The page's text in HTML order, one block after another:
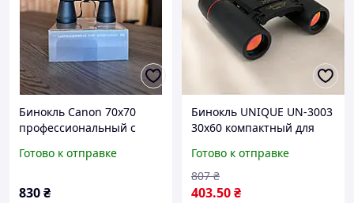
Бинокль Canon 70x70
профессиональный с
увеличения для охоты,
Готово к отправке
830₴
Бинокль UNIQUE UN-3003
30x60 компактный для
высоким качеством и
увеличением
Готово к отправке
403.50₴
807 ₴